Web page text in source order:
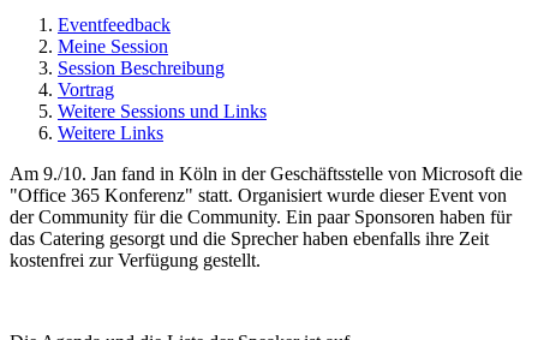
Eventfeedback
Meine Session
Session Beschreibung
Vortrag
Weitere Sessions und Links
Weitere Links
Am 9./10. Jan fand in Köln in der Geschäftsstelle von Microsoft die
"Office 365 Konferenz" statt. Organisiert wurde dieser Event von
der Community für die Community. Ein paar Sponsoren haben für
das Catering gesorgt und die Sprecher haben ebenfalls ihre Zeit
kostenfrei zur Verfügung gestellt.